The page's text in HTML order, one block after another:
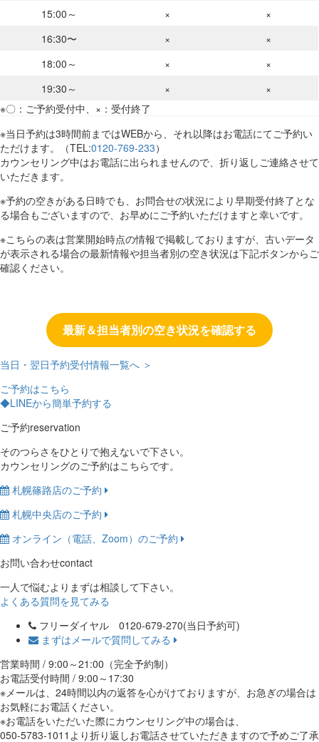
15:00～
×
×
16:30〜
×
×
18:00～
×
×
19:30～
×
×
※〇：ご予約受付中、×：受付終了
※当日予約は3時間前まではWEBから、それ以降はお電話にてご予約い
ただけます。（TEL:0120-769-233）
カウンセリング中はお電話に出られませんので、折り返しご連絡させて
いただきます。
※予約の空きがある日時でも、お問合せの状況により早期受付終了とな
る場合もございますので、お早めにご予約いただけますと幸いです。
※こちらの表は営業開始時点の情報で掲載しておりますが、古いデータ
が表示される場合の最新情報や担当者別の空き状況は下記ボタンからご
確認ください。
最新＆担当者別の空き状況を確認する
当日・翌日予約受付情報一覧へ ＞
ご予約はこちら
◆LINEから簡単予約する
ご予約reservation
そのつらさをひとりで抱えないで下さい。
カウンセリングのご予約はこちらです。
札幌篠路店のご予約
札幌中央店のご予約
オンライン（電話、Zoom）のご予約
お問い合わせcontact
一人で悩むよりまずは相談して下さい。
よくある質問を見てみる
フリーダイヤル 0120-679-270(当日予約可)
まずはメールで質問してみる
営業時間 / 9:00～21:00（完全予約制）
お電話受付時間 / 9:00～17:30
※メールは、24時間以内の返答を心がけておりますが、お急ぎの場合は
お気軽にお電話ください。
※お電話をいただいた際にカウンセリング中の場合は、
050-5783-1011より折り返しお電話させていただきますので予めご了承